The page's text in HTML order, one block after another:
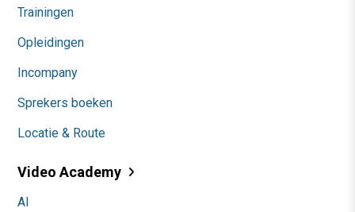
Trainingen
Opleidingen
Incompany
Sprekers boeken
Locatie & Route
Video Academy
AI